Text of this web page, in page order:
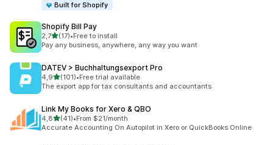
Built for Shopify
Shopify Bill Pay
2,75 yıldız üzerinden
(17)
toplam 17 değerlendirme
•Free to install
Pay any business, anywhere, any way you want
DATEV > Buchhaltungsexport Pro
4,95 yıldız üzerinden
(101)
toplam 101 değerlendirme
•Free trial available
The export app for tax consultants and accountants
Link My Books for Xero & QBO
4,85 yıldız üzerinden
(41)
toplam 41 değerlendirme
•From $21/month
Accurate Accounting On Autopilot in Xero or QuickBooks Online